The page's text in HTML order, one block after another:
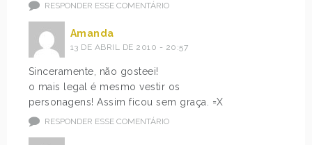
RESPONDER ESSE COMENTÁRIO
Amanda
13 DE ABRIL DE 2010 - 20:57
Sinceramente, não gosteei!
o mais legal é mesmo vestir os
personagens! Assim ficou sem graça. =X
RESPONDER ESSE COMENTÁRIO